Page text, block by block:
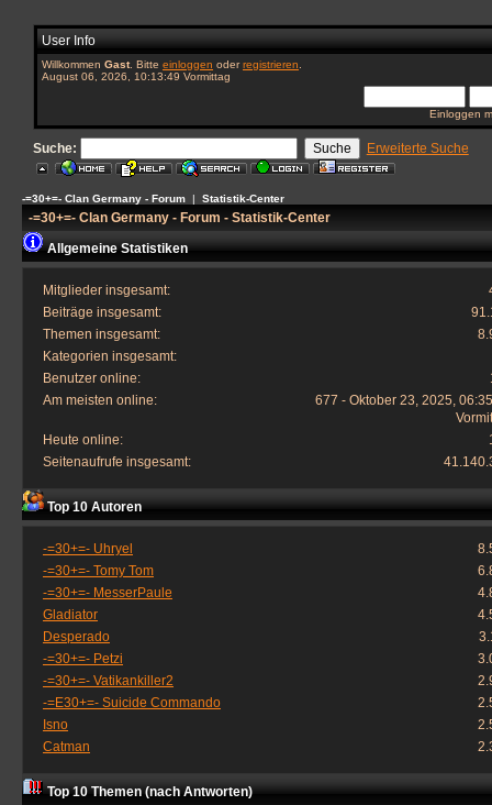
User Info
Willkommen Gast. Bitte einloggen oderregistrieren
August 06, 2026, 10:13:49 Vormittag
Einloggen
Suche: Erweiterte Suche
-=30+=- Clan Germany - Forum | Statistik-Center
-=30+=- Clan Germany - Forum - Statistik-Center
Allgemeine Statistiken
Mitglieder insgesamt:
Beiträge insgesamt:
Themen insgesamt:
Kategorien insgesamt:
Benutzer online:
Am meisten online:
677 - Oktober 23, 2025,
Heute online:
Seitenaufrufe insgesamt:
Top 10 Autoren
-=30+=- Uhryel
-=30+=- Tomy Tom
-=30+=- MesserPaule
Gladiator
Desperado
-=30+=- Petzi
-=30+=- Vatikankiller2
-=E30+=- Suicide Commando
Isno
Catman
Top 10 Themen (nach Antworten)